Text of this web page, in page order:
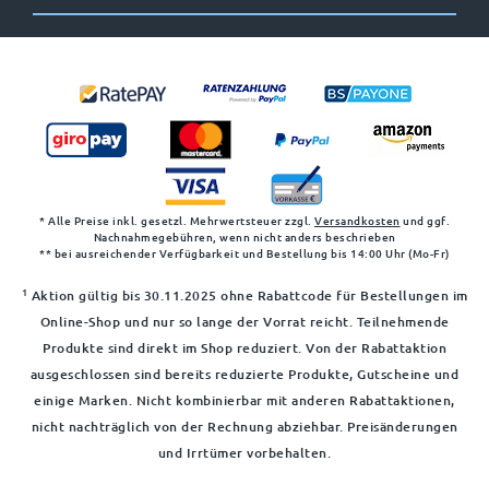
* Alle Preise inkl. gesetzl. Mehrwertsteuer zzgl. Versandkosten und ggf.
Nachnahmegebühren, wenn nicht anders beschrieben
** bei ausreichender Verfügbarkeit und Bestellung bis 14:00 Uhr (Mo-Fr)
1 Aktion gültig bis 30.11.2025 ohne Rabattcode für Bestellungen im
Online-Shop und nur so lange der Vorrat reicht. Teilnehmende
Produkte sind direkt im Shop reduziert. Von der Rabattaktion
ausgeschlossen sind bereits reduzierte Produkte, Gutscheine und
einige Marken. Nicht kombinierbar mit anderen Rabattaktionen,
nicht nachträglich von der Rechnung abziehbar. Preisänderungen
und Irrtümer vorbehalten.